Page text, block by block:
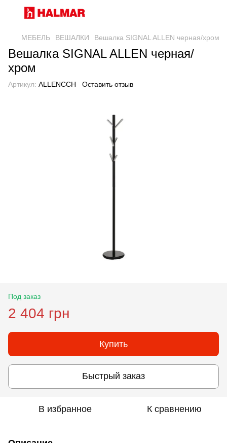
МЕБЕЛЬ ВЕШАЛКИ Вешалка SIGNAL ALLEN черная/хром
Вешалка SIGNAL ALLEN черная/
хром
Артикул: ALLENCCH Оставить отзыв
Под заказ
2 404 грн
Купить
Быстрый заказ
В избранное К сравнению